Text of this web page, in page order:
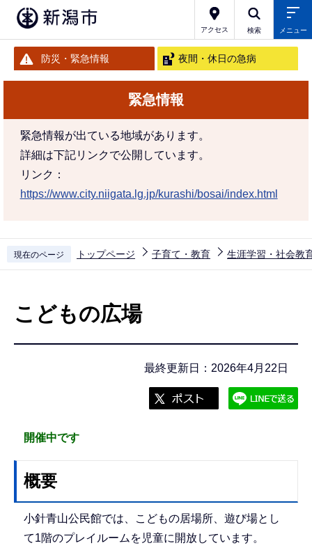
アクセス 検索 メニュー
防災・緊急情報 夜間・休日の急病
緊急情報
緊急情報が出ている地域があります。
詳細は下記リンクで公開しています。
リンク：
https://www.city.niigata.lg.jp/kurashi/bosai/index.html
現在のページ トップページ 子育て・教育 生涯学習・社会教
こどもの広場
最終更新日：2026年4月22日
開催中です
概要
小針青山公民館では、こどもの居場所、遊び場とし
て1階のプレイルームを児童に開放しています。